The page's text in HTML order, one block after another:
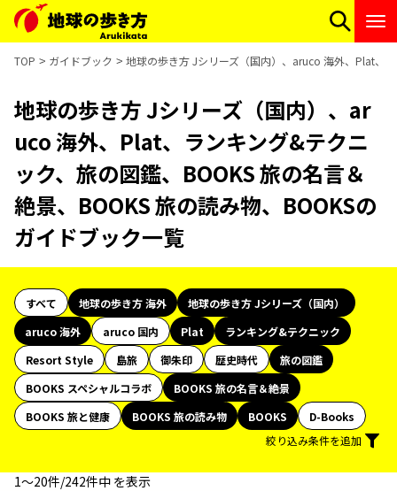
TOP ガイドブック 地球の歩き方 Jシリーズ（国内）、aruco 海外、Plat、
地球の歩き方 Jシリーズ（国内）、ar
uco 海外、Plat、ランキング&テクニ
ック、旅の図鑑、BOOKS 旅の名言＆
絶景、BOOKS 旅の読み物、BOOKSの
ガイドブック一覧
すべて 地球の歩き方 海外
地球の歩き方 Jシリーズ（国内）
aruco 海外
aruco 国内 Plat
ランキング&テクニック
Resort Style
島旅 御朱印 歴史時代
旅の図鑑
BOOKS スペシャルコラボ
BOOKS 旅の名言＆絶景
BOOKS 旅と健康
BOOKS 旅の読み物 BOOKS
D-Books
絞り込み条件を追加
1〜20件/242件中 を表示